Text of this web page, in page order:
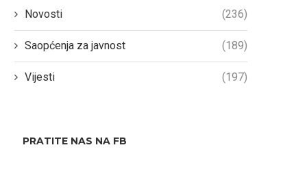
Novosti (236)
Saopćenja za javnost (189)
Vijesti (197)
PRATITE NAS NA FB